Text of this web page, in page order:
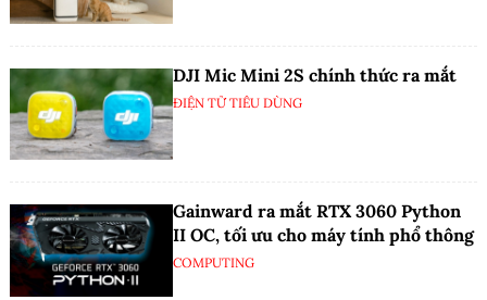
DJI Mic Mini 2S chính thức ra mắt
ĐIỆN TỬ TIÊU DÙNG
Gainward ra mắt RTX 3060 Python
II OC, tối ưu cho máy tính phổ thông
COMPUTING